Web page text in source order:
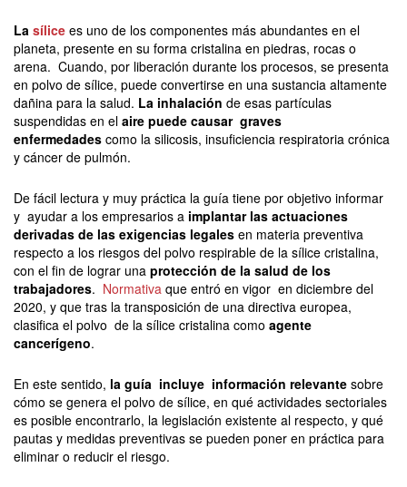
La sílice es uno de los componentes más abundantes en el
planeta, presente en su forma cristalina en piedras, rocas o
arena. Cuando, por liberación durante los procesos, se presenta
en polvo de sílice, puede convertirse en una sustancia altamente
dañina para la salud. La inhalación de esas partículas
suspendidas en el aire puede causar graves
enfermedades como la silicosis, insuficiencia respiratoria crónica
y cáncer de pulmón.
De fácil lectura y muy práctica la guía tiene por objetivo informar
y ayudar a los empresarios a implantar las actuaciones
derivadas de las exigencias legales en materia preventiva
respecto a los riesgos del polvo respirable de la sílice cristalina,
con el fin de lograr una protección de la salud de los
trabajadores. Normativa que entró en vigor en diciembre del
2020, y que tras la transposición de una directiva europea,
clasifica el polvo de la sílice cristalina como agente
cancerígeno.
En este sentido, la guía incluye información relevante sobre
cómo se genera el polvo de sílice, en qué actividades sectoriales
es posible encontrarlo, la legislación existente al respecto, y qué
pautas y medidas preventivas se pueden poner en práctica para
eliminar o reducir el riesgo.